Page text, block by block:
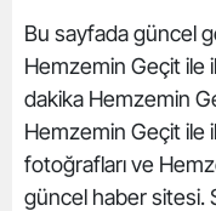
Bu sayfada güncel
Hemzemin Geçit ile
dakika Hemzemin
Hemzemin Geçit ile
fotoğrafları ve
güncel haber sitesi.